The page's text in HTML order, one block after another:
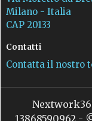
Milano - Italia
CAP 20133
Contatti
Contatta il nostro
13868590962 -